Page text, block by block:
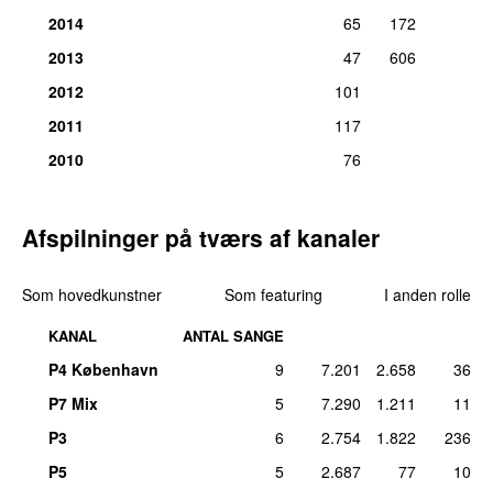
14 dage siden
Komponist, dirigent, producer, medvirkende (guitarer),
arrangør/bearbejder:
Beyoncé
Komponist:
lør 16. jul 2011
Producer, medvirkende (el guitar): Nile Rodgers
16. Chic Le Freak
søn 1. apr 2012
Boy Better Know
Too Many Men X
Lady (Max9K Mashup)
fre 9. feb 2024
7
Sister Sledge He’s the Greatest Dancer
6
2014
65
172
2013
47
606
2012
101
2011
117
2010
76
Afspilninger på tværs af kanaler
Som hovedkunstner Som featuring I anden rolle
KANAL ANTAL SANGE
P4 København 9 7.201 2.658
36
P7 Mix
5 7.290 1.211
11
P3
6 2.754 1.822
236
P5
5 2.687 77
10